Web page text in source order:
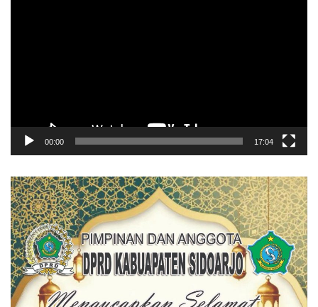
00:00 17:04